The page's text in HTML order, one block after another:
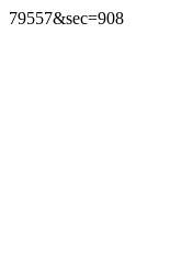
79557&sec=908